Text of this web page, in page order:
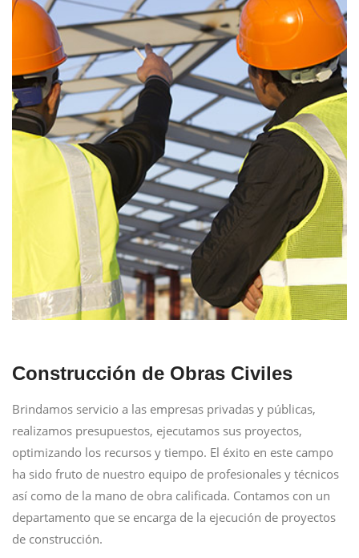
Construcción de Obras Civiles
Brindamos servicio a las empresas privadas y públicas,
realizamos presupuestos, ejecutamos sus proyectos,
optimizando los recursos y tiempo. El éxito en este campo
ha sido fruto de nuestro equipo de profesionales y técnicos
así como de la mano de obra calificada. Contamos con un
departamento que se encarga de la ejecución de proyectos
de construcción.